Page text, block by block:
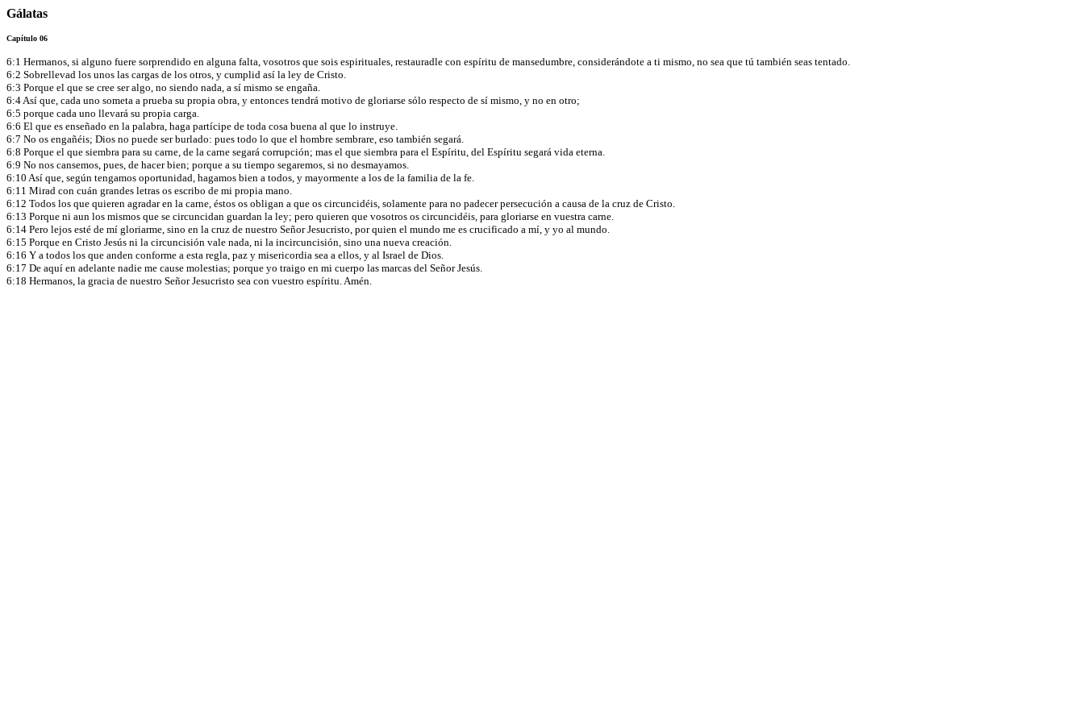
Gálatas
Capítulo 06
6:1 Hermanos, si alguno fuere sorprendido en alguna falta, vosotros que sois espirituales, restauradle con espíritu de mansedumbre, considerándote a ti mismo, no sea que tú también seas tentado.
6:2 Sobrellevad los unos las cargas de los otros, y cumplid así la ley de Cristo.
6:3 Porque el que se cree ser algo, no siendo nada, a sí mismo se engaña.
6:4 Así que, cada uno someta a prueba su propia obra, y entonces tendrá motivo de gloriarse sólo respecto de sí mismo, y no en otro;
6:5 porque cada uno llevará su propia carga.
6:6 El que es enseñado en la palabra, haga partícipe de toda cosa buena al que lo instruye.
6:7 No os engañéis; Dios no puede ser burlado: pues todo lo que el hombre sembrare, eso también segará.
6:8 Porque el que siembra para su carne, de la carne segará corrupción; mas el que siembra para el Espíritu, del Espíritu segará vida eterna.
6:9 No nos cansemos, pues, de hacer bien; porque a su tiempo segaremos, si no desmayamos.
6:10 Así que, según tengamos oportunidad, hagamos bien a todos, y mayormente a los de la familia de la fe.
6:11 Mirad con cuán grandes letras os escribo de mi propia mano.
6:12 Todos los que quieren agradar en la carne, éstos os obligan a que os circuncidéis, solamente para no padecer persecución a causa de la cruz de Cristo.
6:13 Porque ni aun los mismos que se circuncidan guardan la ley; pero quieren que vosotros os circuncidéis, para gloriarse en vuestra carne.
6:14 Pero lejos esté de mí gloriarme, sino en la cruz de nuestro Señor Jesucristo, por quien el mundo me es crucificado a mí, y yo al mundo.
6:15 Porque en Cristo Jesús ni la circuncisión vale nada, ni la incircuncisión, sino una nueva creación.
6:16 Y a todos los que anden conforme a esta regla, paz y misericordia sea a ellos, y al Israel de Dios.
6:17 De aquí en adelante nadie me cause molestias; porque yo traigo en mi cuerpo las marcas del Señor Jesús.
6:18 Hermanos, la gracia de nuestro Señor Jesucristo sea con vuestro espíritu. Amén.